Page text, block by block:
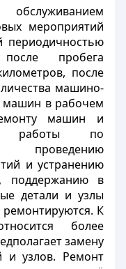
мероприятий
периодичностью
пробега
после
машино-
машин в рабочем
машин и
работы по
и устранению
поддержанию в
детали и узлы
К
более
замену
и узлов. Ремонт